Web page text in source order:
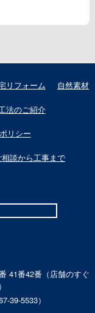
リフォーム 自然素材
法のご紹介
リシー
相談から工事まで
41番42番（店舗のすぐ
39-5533）